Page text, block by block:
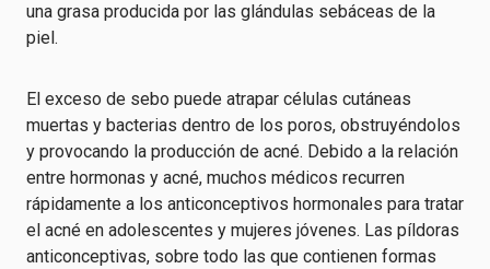
una grasa producida por las glándulas sebáceas de la
piel.
El exceso de sebo puede atrapar células cutáneas
muertas y bacterias dentro de los poros, obstruyéndolos
y provocando la producción de acné. Debido a la relación
entre hormonas y acné, muchos médicos recurren
rápidamente a los anticonceptivos hormonales para tratar
el acné en adolescentes y mujeres jóvenes. Las píldoras
anticonceptivas, sobre todo las que contienen formas